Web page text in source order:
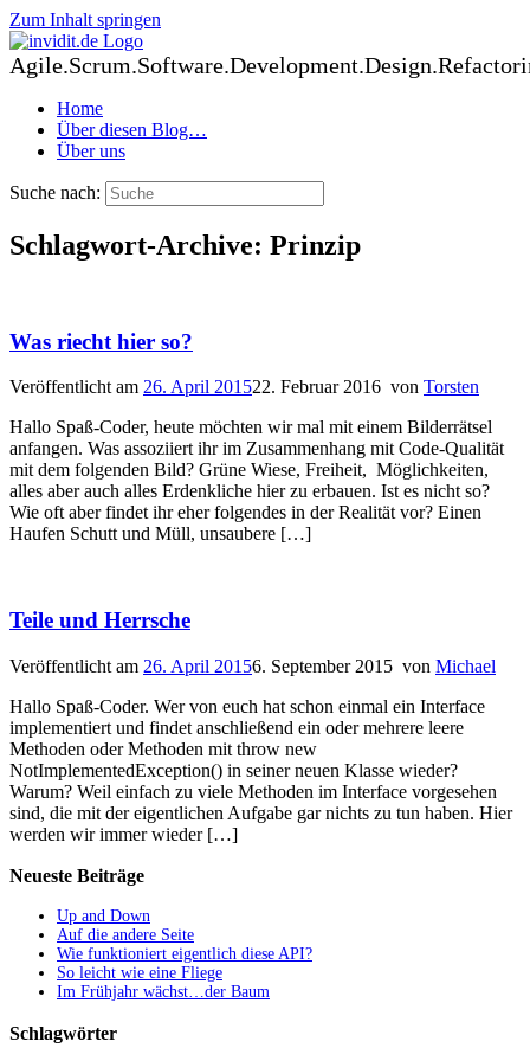
Zum Inhalt springen
Home
Über diesen Blog…
Über uns
Suche nach:
Schlagwort-Archive: Prinzip
Was riecht hier so?
Veröffentlicht am 26. April 201522. Februar 2016 von Torsten
Hallo Spaß-Coder, heute möchten wir mal mit einem Bilderrätsel
anfangen. Was assoziiert ihr im Zusammenhang mit Code-Qualität
mit dem folgenden Bild? Grüne Wiese, Freiheit, Möglichkeiten,
alles aber auch alles Erdenkliche hier zu erbauen. Ist es nicht so?
Wie oft aber findet ihr eher folgendes in der Realität vor? Einen
Haufen Schutt und Müll, unsaubere […]
Teile und Herrsche
Veröffentlicht am 26. April 20156. September 2015 von Michael
Hallo Spaß-Coder. Wer von euch hat schon einmal ein Interface
implementiert und findet anschließend ein oder mehrere leere
Methoden oder Methoden mit throw new
NotImplementedException() in seiner neuen Klasse wieder?
Warum? Weil einfach zu viele Methoden im Interface vorgesehen
sind, die mit der eigentlichen Aufgabe gar nichts zu tun haben. Hier
werden wir immer wieder […]
Neueste Beiträge
Up and Down
Auf die andere Seite
Wie funktioniert eigentlich diese API?
So leicht wie eine Fliege
Im Frühjahr wächst…der Baum
Schlagwörter